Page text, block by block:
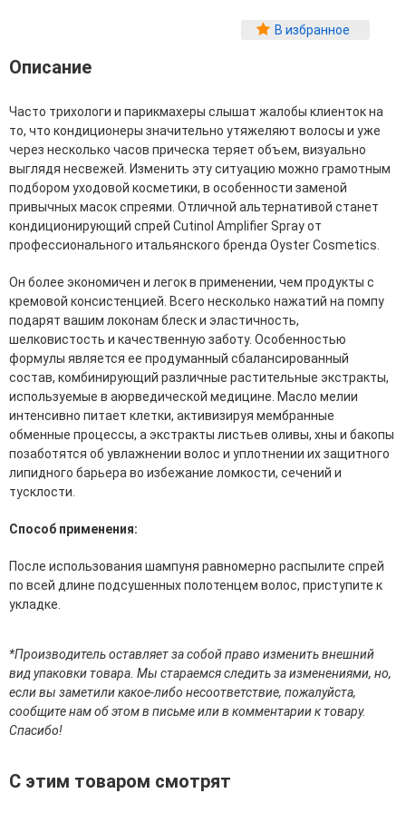
Бальзамы для лица
Гели для лица
Защита от солнца для лица
Карбокситерапия
Кремы для лица
Лосьоны, тоники и мисты для лица
Маски для лица
Масла для лица
Молочко и сливки для лица
Наборы для ухода за лицом
Пенки и муссы для лица
Скрабы, пилинги и гоммажи для лица
Спреи для лица
Средства для умывания
Сыворотки, эликсиры, эмульсии, концентраты и
эссенции для лица
Уход для губ
Уход для кожи вокруг глаз
Флюиды для лица
Антицеллюлитные средства
Бальзамы и гели для тела
Гели для душа
Защита от солнца для тела
Кремы для тела
Лосьоны, сыворотки и эликсиры для тела
Масла для тела
Молочко для тела
Пены для ванны
В избранное
Описание
Часто трихологи и парикмахеры слышат жалобы клиенток на
то, что кондиционеры значительно утяжеляют волосы и уже
через несколько часов прическа теряет объем, визуально
выглядя несвежей. Изменить эту ситуацию можно грамотным
подбором уходовой косметики, в особенности заменой
привычных масок спреями. Отличной альтернативой станет
кондиционирующий спрей Cutinol Amplifier Spray от
профессионального итальянского бренда Oyster Cosmetics.
Он более экономичен и легок в применении, чем продукты с
кремовой консистенцией. Всего несколько нажатий на помпу
подарят вашим локонам блеск и эластичность,
шелковистость и качественную заботу. Особенностью
формулы является ее продуманный сбалансированный
состав, комбинирующий различные растительные экстракты,
используемые в аюрведической медицине. Масло мелии
интенсивно питает клетки, активизируя мембранные
обменные процессы, а экстракты листьев оливы, хны и бакопы
позаботятся об увлажнении волос и уплотнении их защитного
липидного барьера во избежание ломкости, сечений и
тусклости.
Способ применения:
После использования шампуня равномерно распылите спрей
по всей длине подсушенных полотенцем волос, приступите к
укладке.
*Производитель оставляет за собой право изменить внешний
вид упаковки товара. Мы стараемся следить за изменениями, но,
если вы заметили какое-либо несоответствие, пожалуйста,
сообщите нам об этом в письме или в комментарии к товару.
Спасибо!
С этим товаром смотрят